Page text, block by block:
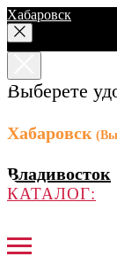
Хабаровск
Выберете
Хабаровск
Владивосток
КАТАЛОГ: